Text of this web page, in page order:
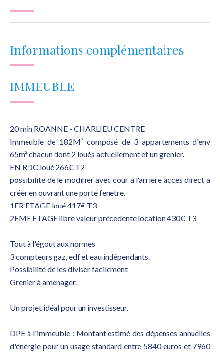
Informations complémentaires
IMMEUBLE
20 min ROANNE - CHARLIEU CENTRE
Immeuble de 182M² composé de 3 appartements d'env
65m² chacun dont 2 loués actuellement et un grenier.
EN RDC loué 266€ T2
possibilité de le modifier avec cour à l'arrière accès direct à
créer en ouvrant une porte fenetre.
1ER ETAGE loué 417€ T3
2EME ETAGE libre valeur précedente location 430€ T3
Tout à l'égout aux normes
3 compteurs gaz, edf et eau indépendants.
Possibilité de les diviser facilement
Grenier à aménager.
Un projet idéal pour un investisseur.
DPE à l'immeuble : Montant estimé des dépenses annuelles
d'énergie pour un usage standard entre 5840 euros et 7960